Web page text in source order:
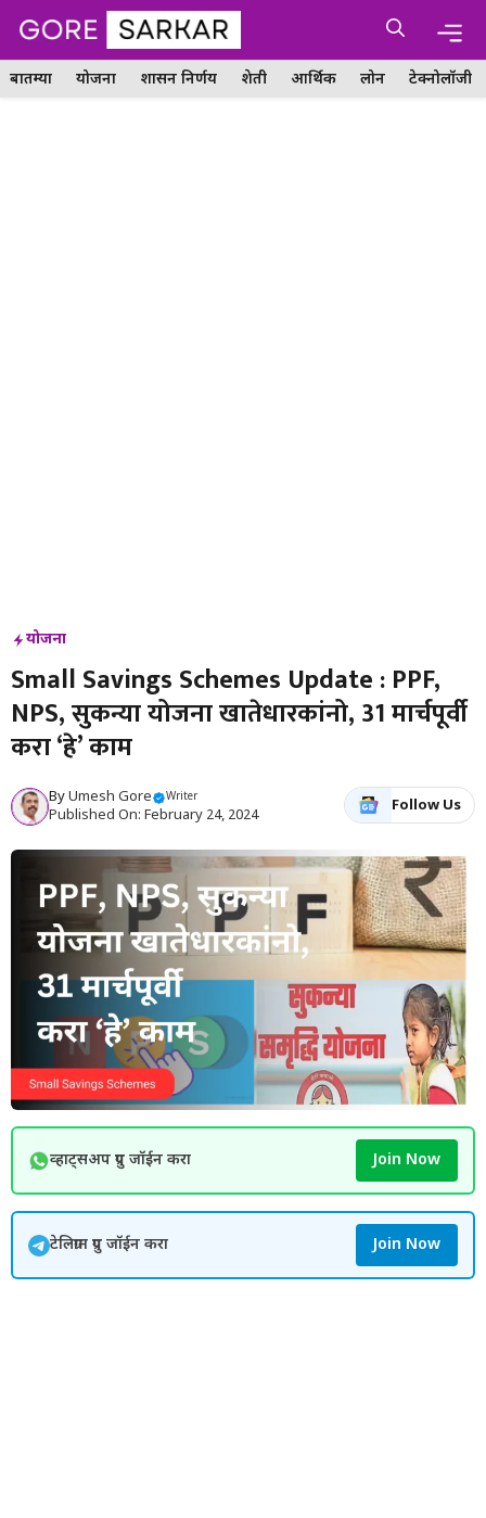
Skip
content
बातम्या योजना शासन निर्णय शेती आर्थिक लोन टेक्नोलॉजी
योजना
Small Savings Schemes Update : PPF,
NPS, सुकन्या योजना खातेधारकांनो, 31 मार्चपूर्वी
करा ‘हे’ काम
ByUmesh Gore Writer
Published On: February 24, 2024
Follow Us
व्हाट्सअप ग्रुप जॉईन करा Join Now
टेलिग्राम ग्रुप जॉईन करा Join Now